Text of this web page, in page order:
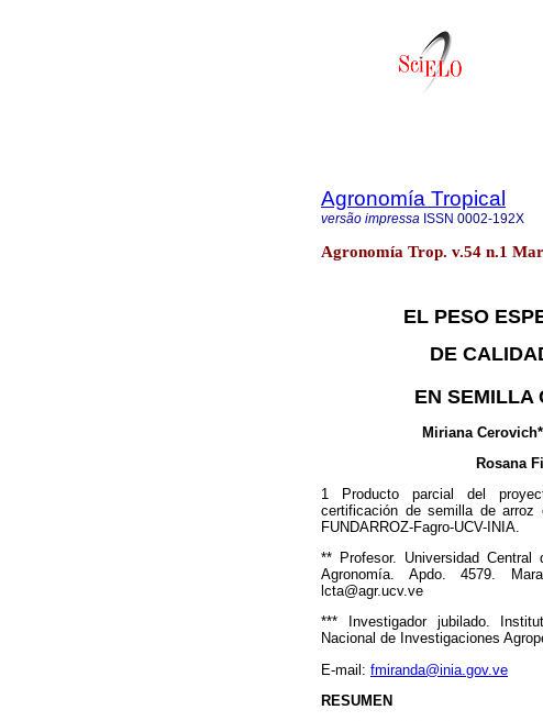
Agronomía Tropical
versão impressa ISSN 0002-192X
Agronomía Trop. v.54 n.1
EL PESO
DE
EN SEMILLA
Miriana
Rosana
1 Producto parcial del
certificación de semilla de arroz
FUNDARROZ-Fagro-UCV-INIA.
** Profesor. Universidad
Agronomía. Apdo. 4579.
lcta@agr.ucv.ve
*** Investigador jubilado.
Nacional de Investigaciones
E-mail: fmiranda@inia.gov.ve
RESUMEN